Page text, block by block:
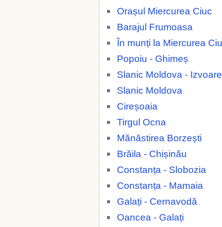
Orașul Miercurea Ciuc
Barajul Frumoasa
În munți la Miercurea
Popoiu - Ghimeș
Slanic Moldova - Izvoare
Slanic Moldova
Cireșoaia
Tirgul Ocna
Mănăstirea Borzești
Brăila - Chișinău
Constanța - Slobozia
Constanța - Mamaia
Galați - Cernavodă
Oancea - Galați